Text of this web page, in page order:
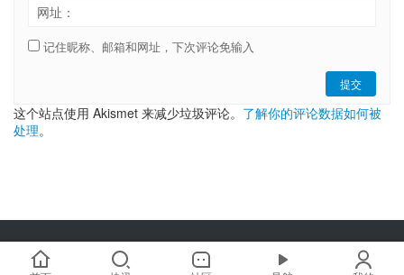
网址：
记住昵称、邮箱和网址，下次评论免输入
提交
这个站点使用 Akismet 来减少垃圾评论。 了解你的评论数据如何被
处理。
Copyright © 2019-2025 链嗅网 chainxiu.com 版权所有 | 商务合作:
hi@chainxiu.com